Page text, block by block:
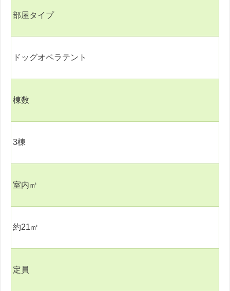
部屋タイプ
ドッグオペラテント
棟数
3棟
室内㎡
約21㎡
定員